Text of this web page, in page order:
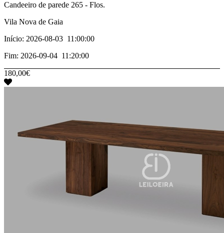
­­­Candeeiro de parede 265 - Flos.
Vila Nova de Gaia
Início: 2026-08-03 11:00:00
Fim: 2026-09-04 11:20:00
180,00€